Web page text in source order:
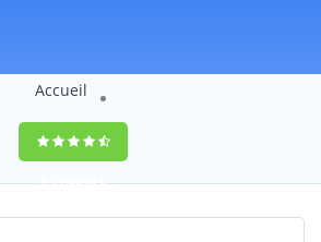
Accueil
9,5(100%)0
votes